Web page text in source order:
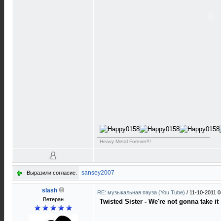
Heavy Metal Forever!!!
Выразили согласие: sansey2007
slash
Ветеран
RE: музыкальная пауза (You Tube) / 11-10-2011
Twisted Sister - We're not gonna take it